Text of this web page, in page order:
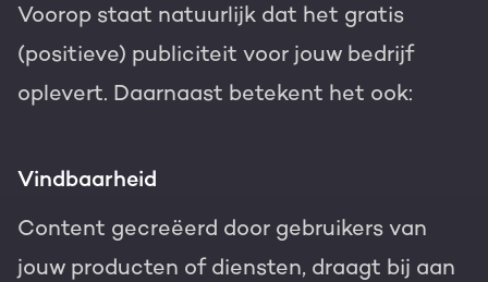
Voorop staat natuurlijk dat het gratis
(positieve) publiciteit voor jouw bedrijf
oplevert. Daarnaast betekent het ook:
Vindbaarheid
Content gecreëerd door gebruikers van
jouw producten of diensten, draagt bij aan